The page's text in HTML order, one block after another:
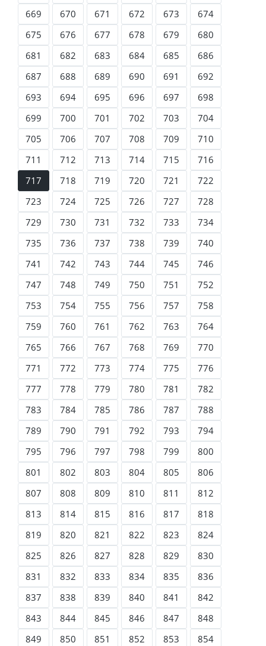
669
670 671 672 673
674
675
676 677 678 679
680
681
682 683 684 685
686
687
688 689 690 691
692
693
694 695 696 697
698
699
700 701 702 703
704
705
706 707 708 709
710
711
712 713 714 715
716
717
718 719 720 721
722
723
724 725 726 727
728
729
730 731 732 733
734
735
736 737 738 739
740
741
742 743 744 745
746
747
748 749 750 751
752
753
754 755 756 757
758
759
760 761 762 763
764
765
766 767 768 769
770
771
772 773 774 775
776
777
778 779 780 781
782
783
784 785 786 787
788
789
790 791 792 793
794
795
796 797 798 799
800
801
802 803 804 805
806
807
808 809 810 811
812
813
814 815 816 817
818
819
820 821 822 823
824
825
826 827 828 829
830
831
832 833 834 835
836
837
838 839 840 841
842
843
844 845 846 847
848
849
850 851 852 853
854